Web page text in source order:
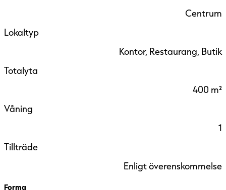
Centrum
Lokaltyp
Kontor, Restaurang, Butik
Totalyta
400 m²
Våning
1
Tillträde
Enligt överenskommelse
Forma